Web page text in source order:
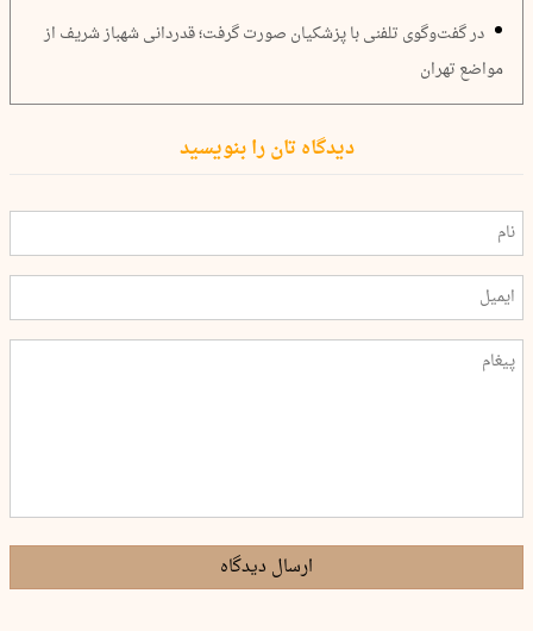
در گفت‌وگوی تلفنی با پزشکیان صورت گرفت؛ قدردانی شهباز شریف از
مواضع تهران
دیدگاه تان را بنویسید
ارسال دیدگاه